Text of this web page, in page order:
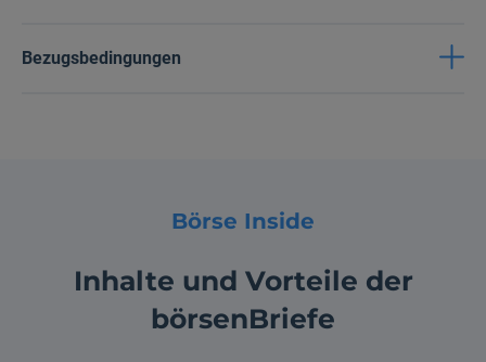
Bezugsbedingungen
Börse Inside
Inhalte und Vorteile der
börsenBriefe